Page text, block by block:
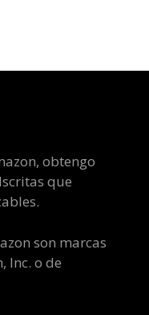
obtengo
que
son marcas
Inc. o de